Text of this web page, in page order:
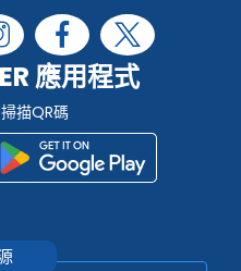
應用程式
描QR碼